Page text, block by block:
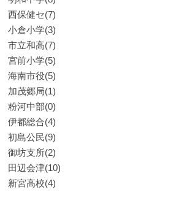
西保健セ(7)
小倉小学(3)
市立和高(7)
宮前小学(5)
海南市役(5)
加茂郷局(1)
粉河中部(0)
伊都総合(4)
初島公民(9)
御坊支所(2)
田辺会津(10)
新宮高校(4)